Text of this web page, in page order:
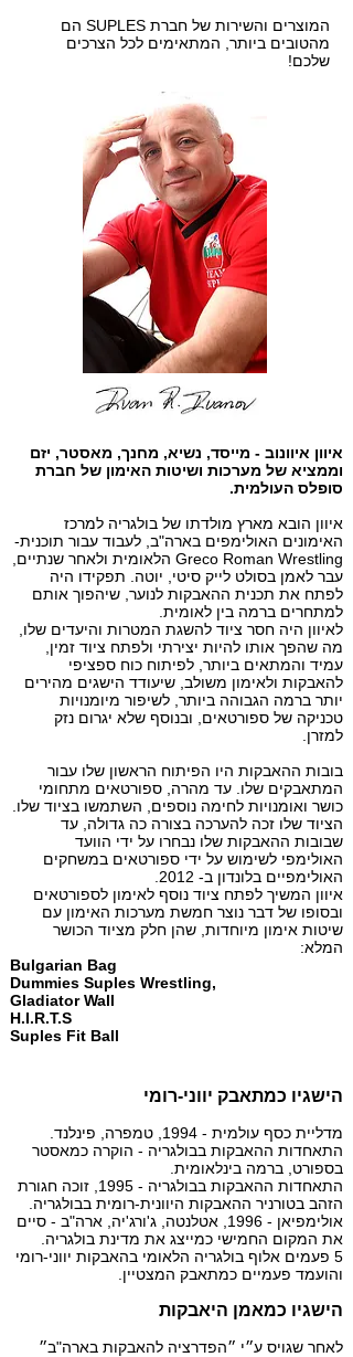
המוצרים והשירות של חברת SUPLES הם
מהטובים ביותר, המתאימים לכל הצרכים
שלכם!
איוון איוונוב - מייסד, נשיא, מחנך, מאסטר, יזם
וממציא של מערכות ושיטות האימון של חברת
סופלס העולמית.
איוון הובא מארץ מולדתו של בולגריה למרכז
האימונים האולימפים בארה"ב, לעבוד עבור תוכנית-
Greco Roman Wrestling הלאומית ולאחר שנתיים,
עבר לאמן בסולט לייק סיטי, יוטה. תפקידו היה
לפתח את תכנית ההאבקות לנוער, שיהפוך אותם
למתחרים ברמה בין לאומית.
לאיוון היה חסר ציוד להשגת המטרות והיעדים שלו,
מה שהפך אותו להיות יצירתי ולפתח ציוד זמין,
עמיד והמתאים ביותר, לפיתוח כוח ספציפי
להאבקות ולאימון משולב, שיעודד הישגים מהירים
יותר ברמה הגבוהה ביותר, לשיפור מיומנויות
טכניקה של ספורטאים, ובנוסף שלא יגרום נזק
למזרן.
בובות ההאבקות היו הפיתוח הראשון שלו עבור
המתאבקים שלו. עד מהרה, ספורטאים מתחומי
כושר ואומנויות לחימה נוספים, השתמשו בציוד שלו.
הציוד שלו זכה להערכה בצורה כה גדולה, עד
שבובות ההאבקות שלו נבחרו על ידי הוועד
האולימפי לשימוש על ידי ספורטאים במשחקים
האולימפיים בלונדון ב- 2012.
איוון המשיך לפתח ציוד נוסף לאימון לספורטאים
ובסופו של דבר נוצר חמשת מערכות האימון עם
שיטות אימון מיוחדות, שהן חלק מציוד הכושר
המלא:
Bulgarian Bag
Dummies Suples Wrestling,
Gladiator Wall
H.I.R.T.S
Suples Fit Ball
הישגיו כמתאבק יווני-רומי
מדליית כסף עולמית - 1994, טמפרה, פינלנד.
התאחדות ההאבקות בבולגריה - הוקרה כמאסטר
בספורט, ברמה בינלאומית.
התאחדות ההאבקות בבולגריה - 1995, זוכה חגורת
הזהב בטורניר ההאבקות היוונית-רומית בבולגריה.
אולימפיאן - 1996, אטלנטה, ג'ורג'יה, ארה"ב - סיים
את המקום החמישי כמייצג את מדינת בולגריה.
5 פעמים אלוף בולגריה הלאומי בהאבקות יווני-רומי
והועמד פעמיים כמתאבק המצטיין.
הישגיו כמאמן היאבקות
לאחר שגויס ע״י ״הפדרציה להאבקות בארה"ב״